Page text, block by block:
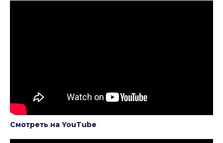
Смотреть на YouTube